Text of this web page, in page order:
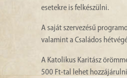
esetekre is felkészülni.
A saját szervezésű
valamint a Családos
A Katolikus Karitász
500 Ft-tal lehet